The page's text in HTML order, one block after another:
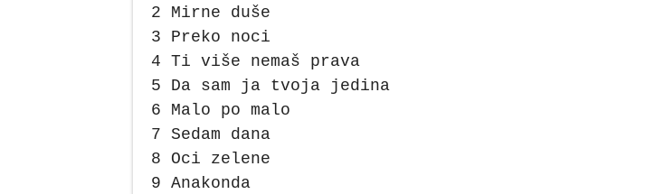
2 Mirne duše
3 Preko noci
4 Ti više nemaš prava
5 Da sam ja tvoja jedina
6 Malo po malo
7 Sedam dana
8 Oci zelene
9 Anakonda